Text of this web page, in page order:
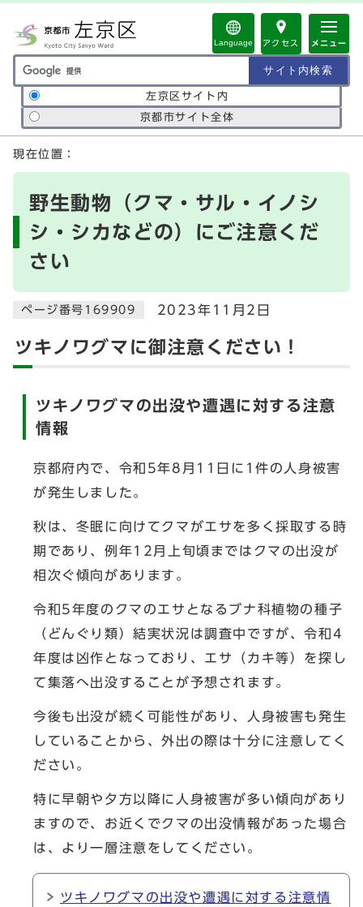
Language アクセス メニュー
サイト内検索の範囲
左京区サイト内
京都市サイト全体
ここから本文です
現在位置：
野生動物（クマ・サル・イノシ
シ・シカなどの）にご注意くだ
さい
ページ番号169909 2023年11月2日
ツキノワグマに御注意ください！
ツキノワグマの出没や遭遇に対する注意
情報
京都府内で、令和5年8月11日に1件の人身被害
が発生しました。
秋は、冬眠に向けてクマがエサを多く採取する時
期であり、例年12月上旬頃まではクマの出没が
相次ぐ傾向があります。
令和5年度のクマのエサとなるブナ科植物の種子
（どんぐり類）結実状況は調査中ですが、令和4
年度は凶作となっており、エサ（カキ等）を探し
て集落へ出没することが予想されます。
今後も出没が続く可能性があり、人身被害も発生
していることから、外出の際は十分に注意してく
ださい。
特に早朝や夕方以降に人身被害が多い傾向があり
ますので、お近くでクマの出没情報があった場合
は、より一層注意をしてください。
ツキノワグマの出没や遭遇に対する注意情